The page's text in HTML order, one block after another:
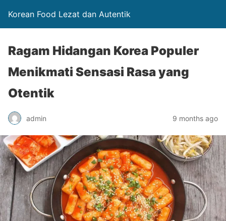
Korean Food Lezat dan Autentik
Ragam Hidangan Korea Populer
Menikmati Sensasi Rasa yang
Otentik
admin 9 months ago